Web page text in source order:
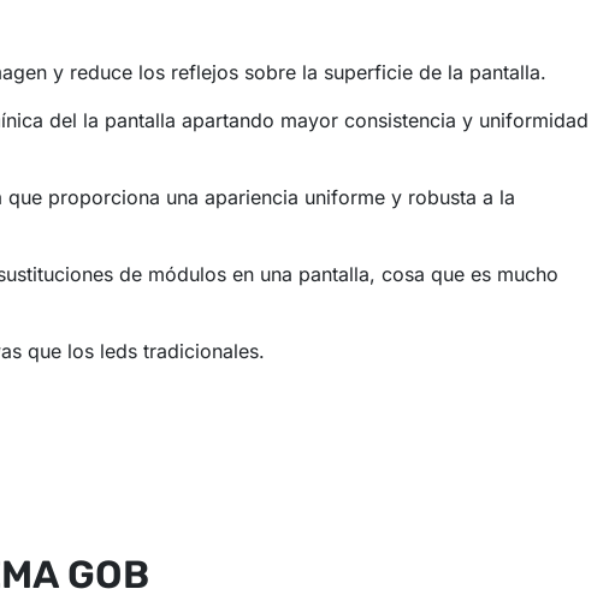
y reduce los reflejos sobre la superficie de la pantalla.
del la pantalla apartando mayor consistencia y uniformidad
proporciona una apariencia uniforme y robusta a la
de módulos en una pantalla, cosa que es mucho
que los leds tradicionales.
GOB